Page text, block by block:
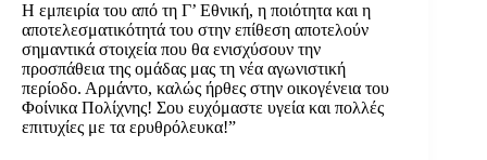
Η εμπειρία του από τη Γ’ Εθνική, η ποιότητα και η
αποτελεσματικότητά του στην επίθεση αποτελούν
σημαντικά στοιχεία που θα ενισχύσουν την
προσπάθεια της ομάδας μας τη νέα αγωνιστική
περίοδο. Αρμάντο, καλώς ήρθες στην οικογένεια του
Φοίνικα Πολίχνης! Σου ευχόμαστε υγεία και πολλές
επιτυχίες με τα ερυθρόλευκα!”